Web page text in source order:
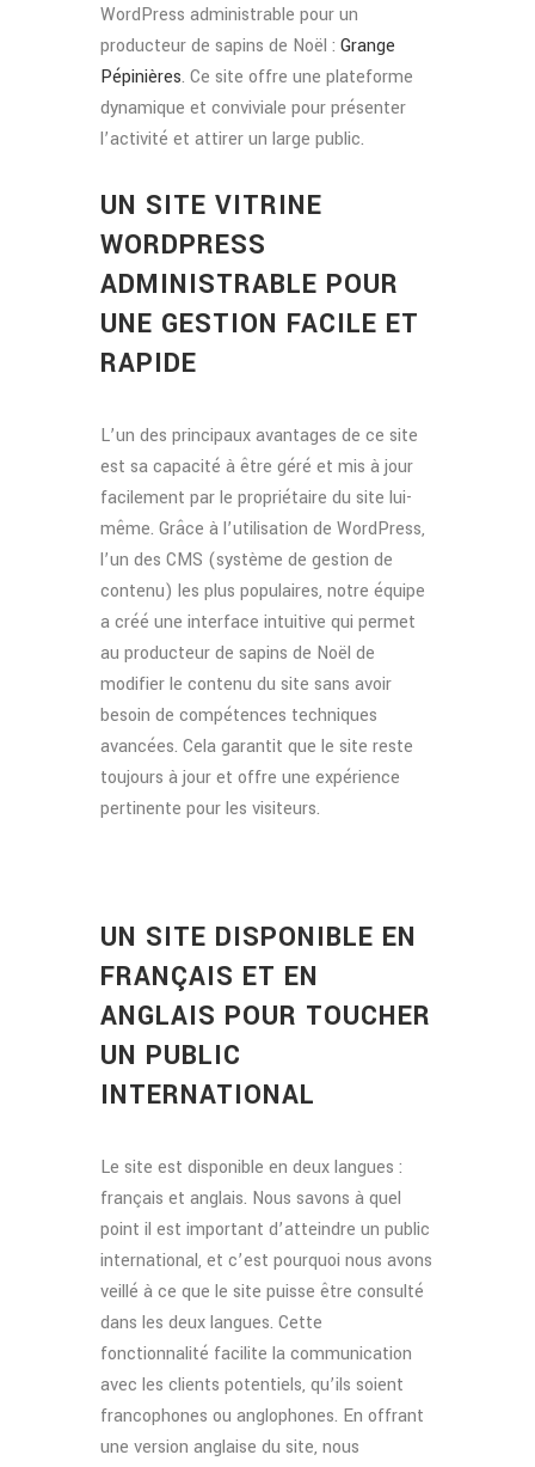
WordPress administrable pour un
producteur de sapins de Noël : Grange
Pépinières. Ce site offre une plateforme
dynamique et conviviale pour présenter
l’activité et attirer un large public.
UN SITE VITRINE
WORDPRESS
ADMINISTRABLE POUR
UNE GESTION FACILE ET
RAPIDE
L’un des principaux avantages de ce site
est sa capacité à être géré et mis à jour
facilement par le propriétaire du site lui-
même. Grâce à l’utilisation de WordPress,
l’un des CMS (système de gestion de
contenu) les plus populaires, notre équipe
a créé une interface intuitive qui permet
au producteur de sapins de Noël de
modifier le contenu du site sans avoir
besoin de compétences techniques
avancées. Cela garantit que le site reste
toujours à jour et offre une expérience
pertinente pour les visiteurs.
UN SITE DISPONIBLE EN
FRANÇAIS ET EN
ANGLAIS POUR TOUCHER
UN PUBLIC
INTERNATIONAL
Le site est disponible en deux langues :
français et anglais. Nous savons à quel
point il est important d’atteindre un public
international, et c’est pourquoi nous avons
veillé à ce que le site puisse être consulté
dans les deux langues. Cette
fonctionnalité facilite la communication
avec les clients potentiels, qu’ils soient
francophones ou anglophones. En offrant
une version anglaise du site, nous